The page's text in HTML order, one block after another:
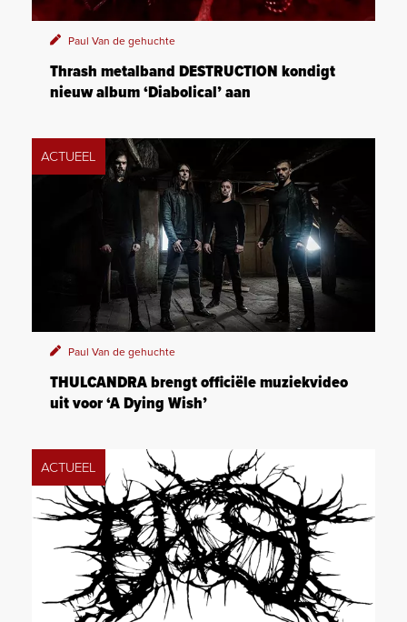
Paul Van de gehuchte
Thrash metalband DESTRUCTION kondigt
nieuw album ‘Diabolical’ aan
ACTUEEL
Paul Van de gehuchte
THULCANDRA brengt officiële muziekvideo
uit voor ‘A Dying Wish’
ACTUEEL